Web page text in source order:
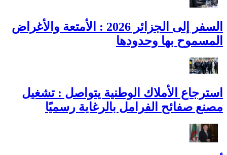
السفر إلى الجزائر 2026 : الأمتعة والأغراض
المسموح بها وحدودها
استرجاع الأملاك الوطنية يتواصل : تشغيل
مصنع صفائح الفرامل بالرغاية رسميًا